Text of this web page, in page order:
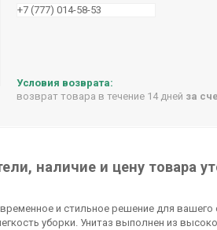
+7 (777) 014-58-53
возврат товара в течение 14 дней за
наличие и цену товара
и стильное решение для
уборки. Унитаз выполнен из